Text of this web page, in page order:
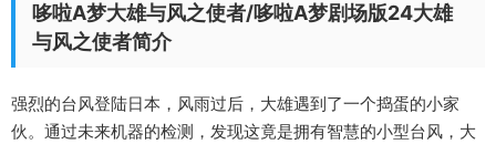
哆啦A梦大雄与风之使者/哆啦A梦剧场版24大雄
与风之使者简介
强烈的台风登陆日本，风雨过后，大雄遇到了一个捣蛋的小家
伙。通过未来机器的检测，发现这竟是拥有智慧的小型台风，大